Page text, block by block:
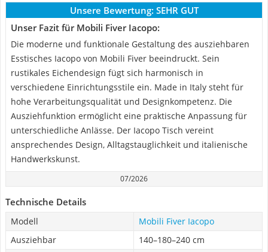
Unsere Bewertung: SEHR GUT
Unser Fazit für Mobili Fiver Iacopo:
Die moderne und funktionale Gestaltung des ausziehbaren
Esstisches Iacopo von Mobili Fiver beeindruckt. Sein
rustikales Eichendesign fügt sich harmonisch in
verschiedene Einrichtungsstile ein. Made in Italy steht für
hohe Verarbeitungsqualität und Designkompetenz. Die
Ausziehfunktion ermöglicht eine praktische Anpassung für
unterschiedliche Anlässe. Der Iacopo Tisch vereint
ansprechendes Design, Alltagstauglichkeit und italienische
Handwerkskunst.
07/2026
Technische Details
Modell
Mobili Fiver Iacopo
Ausziehbar
140–180–240 cm